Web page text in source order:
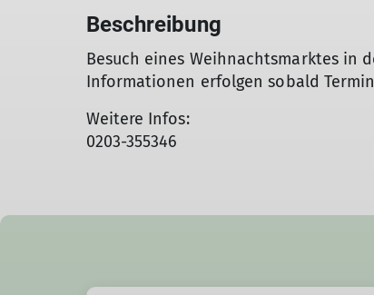
Beschreibung
Besuch eines Weihnachtsmarktes in
Informationen erfolgen sobald
Weitere Infos:
0203-355346